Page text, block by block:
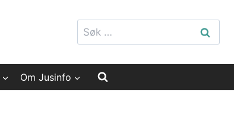
Søk
etter:
Om Jusinfo